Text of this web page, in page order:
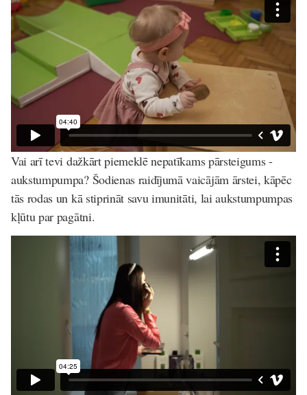
Vai arī tevi dažkārt piemeklē nepatīkams pārsteigums -
aukstumpumpa? Šodienas raidījumā vaicājām ārstei, kāpēc
tās rodas un kā stiprināt savu imunitāti, lai aukstumpumpas
kļūtu par pagātni.